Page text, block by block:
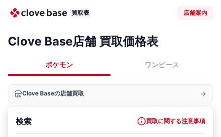
買取表 店舗案内
Clove Base店舗 買取価格表
ポケモン ワンピース
Clove Baseの店舗買取
検索 買取に関する注意事項